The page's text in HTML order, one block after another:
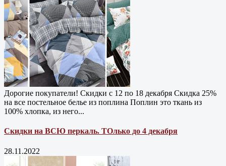
Дорогие покупатели! Скидки с 12 по 18 декабря Скидка 25%
на все постельное белье из поплина Поплин это ткань из
100% хлопка, из него...
Скидки на ВСЮ перкаль. ТОлько до 4 декабря
28.11.2022